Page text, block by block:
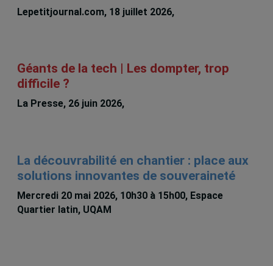
Lepetitjournal.com, 18 juillet 2026,
Géants de la tech | Les dompter, trop
difficile ?
La Presse, 26 juin 2026,
La découvrabilité en chantier : place aux
solutions innovantes de souveraineté
Mercredi 20 mai 2026, 10h30 à 15h00, Espace
Quartier latin, UQAM